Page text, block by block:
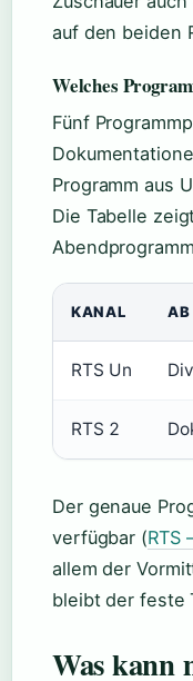
auf den beiden
Welches
Fünf
Programm aus
Die Tabelle
KANAL AB
RTS Un
RTS 2
Der genaue
verfügbar (RTS
allem der
bleibt der feste
Was kann